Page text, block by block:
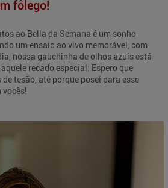
fôlego!
ao Bella da Semana é um sonho
um ensaio ao vivo memorável, com
nossa gauchinha de olhos azuis está
recado especial: Espero que
tesão, até porque posei para esse
vocês!